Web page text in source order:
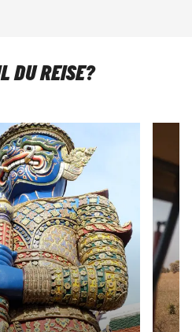
DU REISE?